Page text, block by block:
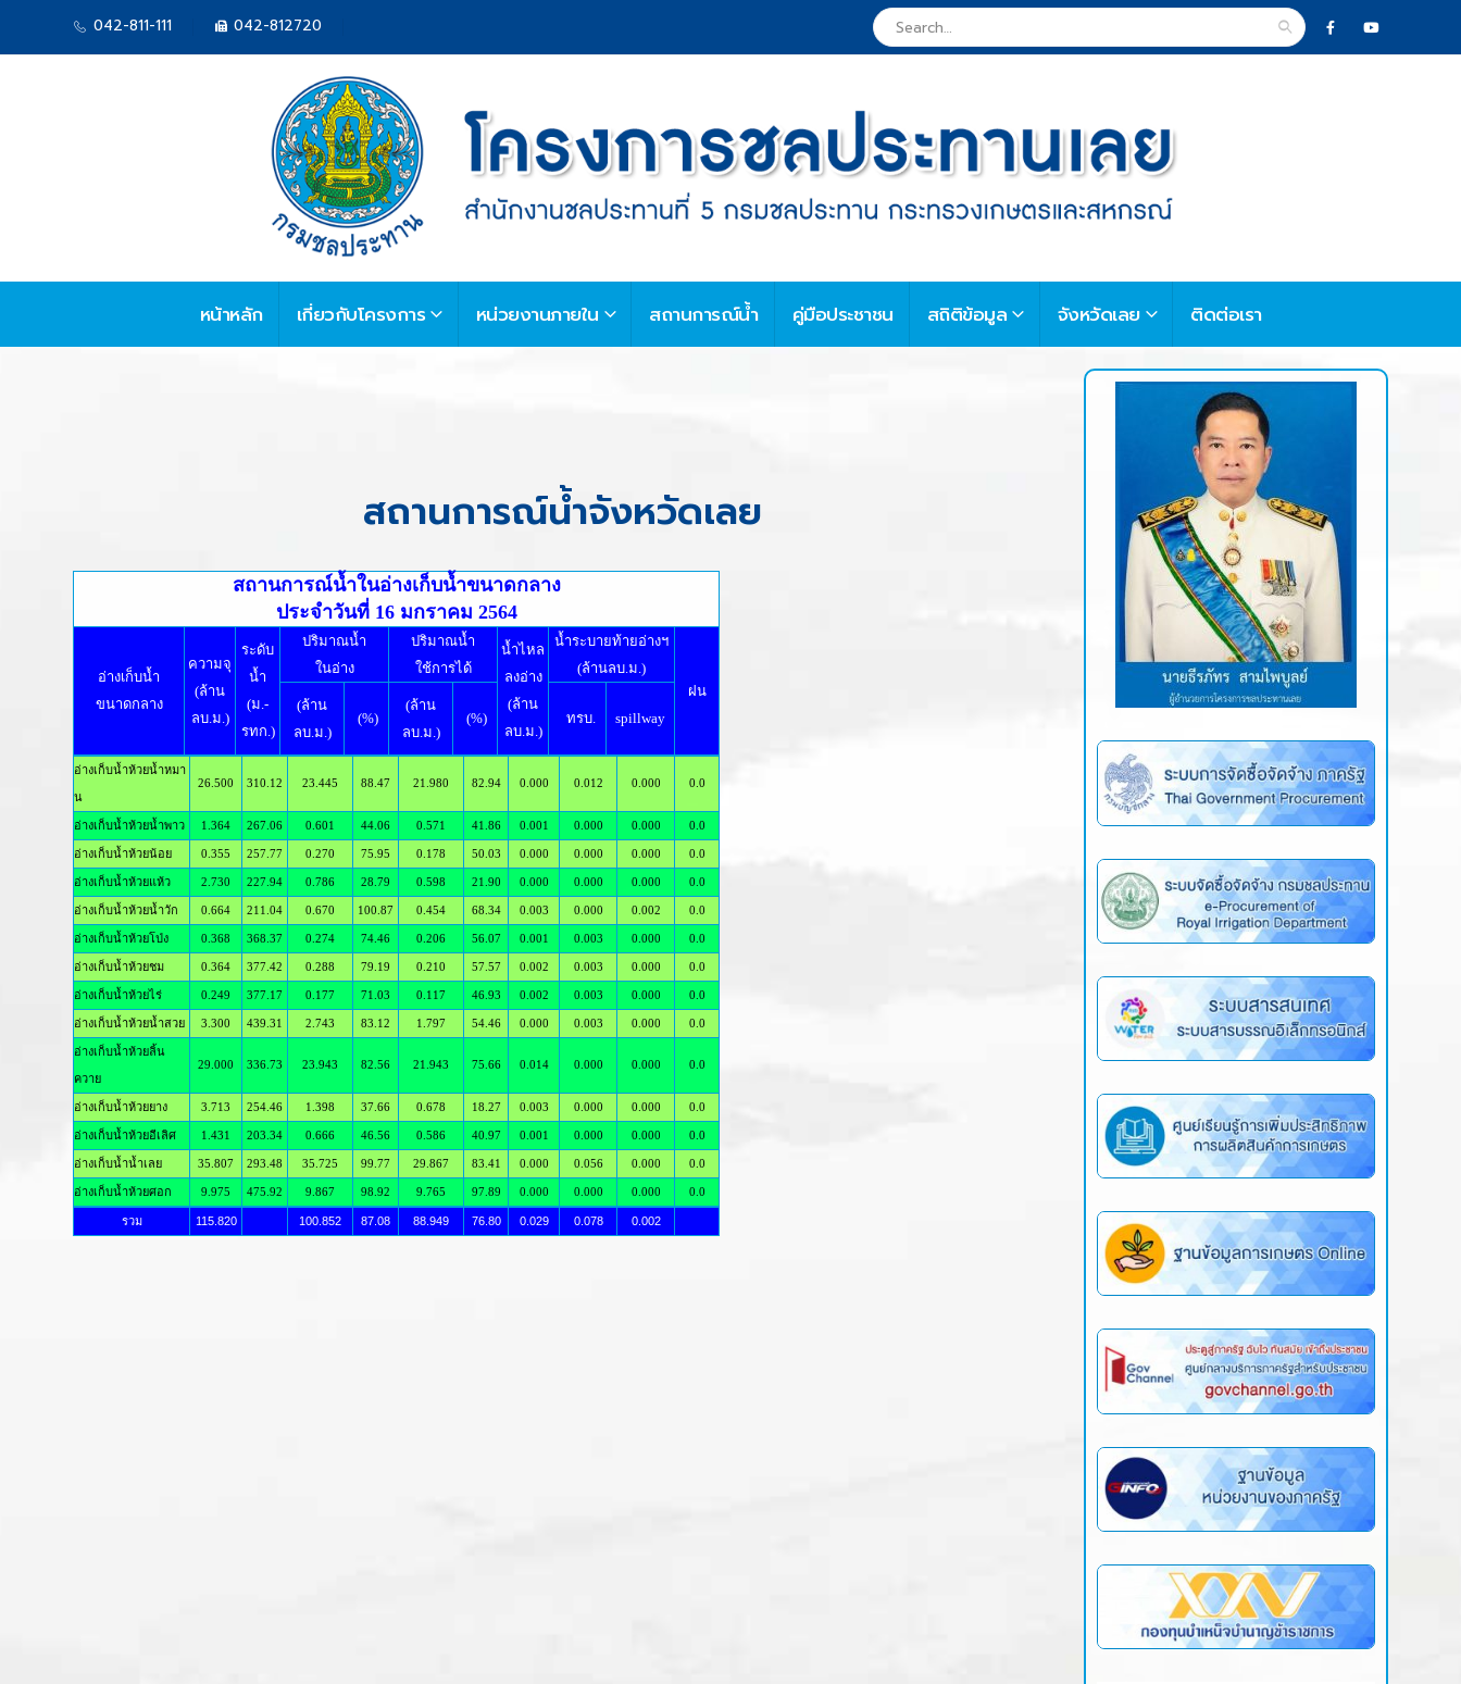
042-811-111 042-812720
หน้าหลัก เกี่ยวกับโครงการ หน่วยงานภายใน สถานการณ์น้ำ คู่มือประชาชน สถิติข้อมูล จังหวัดเลย ติดต่อเรา
สถานการณ์น้ำจังหวัดเลย
สถานการณ์น้ำในอ่างเก็บน้ำขนาดกลาง
ประจำวันที่ 16 มกราคม 2564
อ่างเก็บน้ำ
ขนาดกลาง
ความจุ
(ล้าน
ลบ.ม.)
ระดับ
น้ำ
(ม.-
รทก.)
ปริมาณน้ำ
ในอ่าง
ปริมาณน้ำ
ใช้การได้
น้ำไหล
ลงอ่าง
(ล้าน
ลบ.ม.)
น้ำระบายท้ายอ่างฯ
(ล้านลบ.ม.)
ฝน
(ล้าน
ลบ.ม.)
(%)
(ล้าน
ลบ.ม.)
(%) ทรบ. spillway
อ่างเก็บน้ำห้วยน้ำหมา
น
26.500 310.12 23.445 88.47 21.980 82.94 0.000 0.012 0.000 0.0
อ่างเก็บน้ำห้วยน้ำพาว 1.364 267.06 0.601 44.06 0.571 41.86 0.001 0.000 0.000 0.0
อ่างเก็บน้ำห้วยน้อย 0.355 257.77 0.270 75.95 0.178 50.03 0.000 0.000 0.000 0.0
อ่างเก็บน้ำห้วยแห้ว 2.730 227.94 0.786 28.79 0.598 21.90 0.000 0.000 0.000 0.0
อ่างเก็บน้ำห้วยน้ำวัก 0.664 211.04 0.670 100.87 0.454 68.34 0.003 0.000 0.002 0.0
อ่างเก็บน้ำห้วยโป่ง 0.368 368.37 0.274 74.46 0.206 56.07 0.001 0.003 0.000 0.0
อ่างเก็บน้ำห้วยชม 0.364 377.42 0.288 79.19 0.210 57.57 0.002 0.003 0.000 0.0
อ่างเก็บน้ำห้วยไร่ 0.249 377.17 0.177 71.03 0.117 46.93 0.002 0.003 0.000 0.0
อ่างเก็บน้ำห้วยน้ำสวย 3.300 439.31 2.743 83.12 1.797 54.46 0.000 0.003 0.000 0.0
อ่างเก็บน้ำห้วยลิ้น
ควาย
29.000 336.73 23.943 82.56 21.943 75.66 0.014 0.000 0.000 0.0
อ่างเก็บน้ำห้วยยาง 3.713 254.46 1.398 37.66 0.678 18.27 0.003 0.000 0.000 0.0
อ่างเก็บน้ำห้วยอีเลิศ 1.431 203.34 0.666 46.56 0.586 40.97 0.001 0.000 0.000 0.0
อ่างเก็บน้ำน้ำเลย 35.807 293.48 35.725 99.77 29.867 83.41 0.000 0.056 0.000 0.0
อ่างเก็บน้ำห้วยศอก 9.975 475.92 9.867 98.92 9.765 97.89 0.000 0.000 0.000 0.0
รวม 115.820 100.852 87.08 88.949 76.80 0.029 0.078 0.002